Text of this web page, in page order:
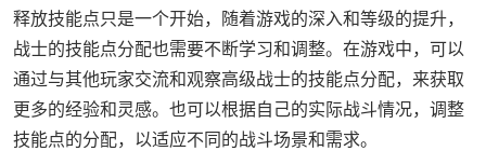
释放技能点只是一个开始，随着游戏的深入和等级的提升，
战士的技能点分配也需要不断学习和调整。在游戏中，可以
通过与其他玩家交流和观察高级战士的技能点分配，来获取
更多的经验和灵感。也可以根据自己的实际战斗情况，调整
技能点的分配，以适应不同的战斗场景和需求。